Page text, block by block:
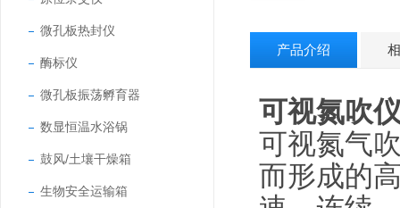
微孔板热封仪
酶标仪
微孔板振荡孵育器
数显恒温水浴锅
鼓风/土壤干燥箱
生物安全运输箱
产品介绍
可视氮吹
可视氮气
而形成的